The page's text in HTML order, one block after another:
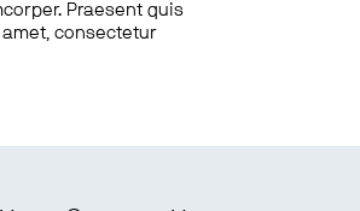
Praesent quis
consectetur